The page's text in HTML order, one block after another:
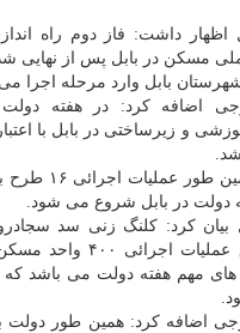
اظهار داشت: فاز دوم راه
مسکن در بابل پس از نهایی
بابل وارد مرحله اجرا
شد.
دولت در بابل شروع می شود.
بیان کرد: کلنگ زنی سد
بابل و شروع عملیات
مهم هفته دولت می باشد که
اضافه کرد: همین طور دولت